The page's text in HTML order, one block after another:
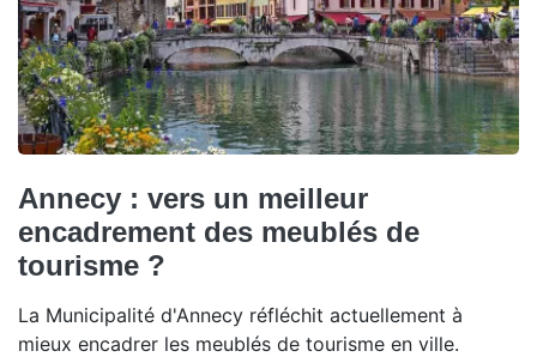
Annecy : vers un meilleur
encadrement des meublés de
tourisme ?
La Municipalité d'Annecy réfléchit actuellement à
mieux encadrer les meublés de tourisme en ville.